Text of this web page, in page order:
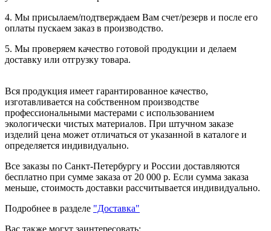
4. Мы присылаем/подтверждаем Вам счет/резерв и после его
оплаты пускаем заказ в производство.
5. Мы проверяем качество готовой продукции и делаем
доставку или отгрузку товара.
Вся продукция имеет гарантированное качество,
изготавливается на собственном производстве
профессиональными мастерами с использованием
экологически чистых материалов. При штучном заказе
изделий цена может отличаться от указанной в каталоге и
определяется индивидуально.
Все заказы по Санкт-Петербургу и России доставляются
бесплатно при сумме заказа от 20 000 р. Если сумма заказа
меньше, стоимость доставки рассчитывается индивидуально.
Подробнее в разделе "Доставка"
Вас также могут заинтересовать: